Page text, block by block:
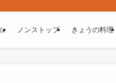
ノンストップ きょうの料理